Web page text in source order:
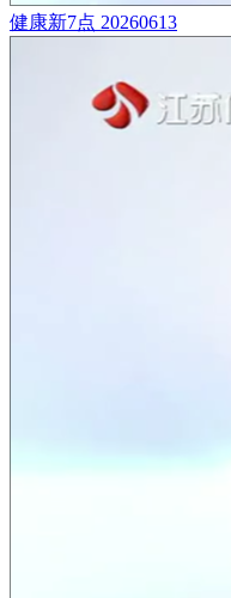
健康新7点 20260613